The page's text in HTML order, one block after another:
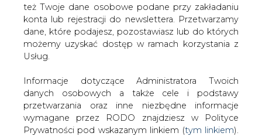
też Twoje dane osobowe podane przy zakładaniu
konta lub rejestracji do newslettera. Przetwarzamy
dane, które podajesz, pozostawiasz lub do których
możemy uzyskać dostęp w ramach korzystania z
Usług.
Informacje dotyczące Administratora Twoich
danych osobowych a także cele i podstawy
przetwarzania oraz inne niezbędne informacje
wymagane przez RODO znajdziesz w Polityce
Prywatności pod wskazanym linkiem (tym linkiem).
Strona główna RYNEK GAZU /
Polska może
skorzystać na rekordowo niskich cenach LNG
2016-05-13 00:00
skomentuj
udostępnij: